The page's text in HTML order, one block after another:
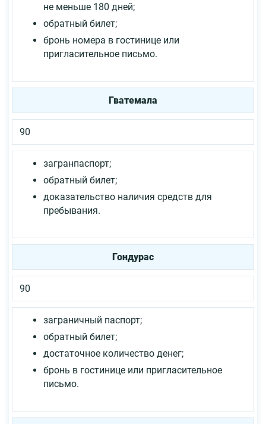
не меньше 180 дней;
обратный билет;
бронь номера в гостинице или
пригласительное письмо.
Гватемала
90
загранпаспорт;
обратный билет;
доказательство наличия средств для
пребывания.
Гондурас
90
заграничный паспорт;
обратный билет;
достаточное количество денег;
бронь в гостинице или пригласительное
письмо.